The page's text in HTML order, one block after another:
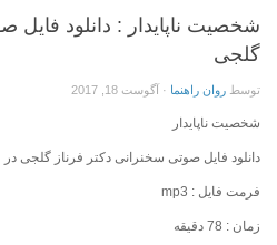
شخصیت ناپایدار : دانلود فایل
گلجی
توسط روان راهنما · آگوست 18, 2017
شخصیت ناپایدار
دانلود فایل صوتی سخنرانی دکتر فرناز گلجی
فرمت فایل : mp3
زمان : 78 دقیقه